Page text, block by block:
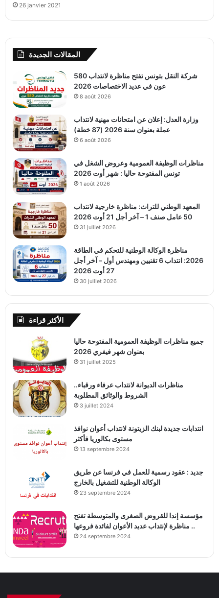
26 janvier 2021
المقالات الجديدة
شركة النقل بتونس تفتح مناظرة لانتداب 580
عون في عديد الاختصاصات 2026
8 août 2026
وزارة العدل: إعلان عن امتحانات مهنية لانتداب
عملة بعنوان سنة 2026 (87 خطة)
6 août 2026
مناظرات الوظيفة العمومية وعروض الشغل في
تونس المفتوحة حاليا : شهر أوت 2026
1 août 2026
المعهد الوطني للتراث: مناظرة خارجية لانتداب
50 عامل صنف 1 – آخر أجل 21 أوت 2026
31 juillet 2026
مناظرة الوكالة الوطنية للتحكم في الطاقة
2026: انتداب 6 تقنيين ومهندس أول – آخر أجل
27 أوت 2026
30 juillet 2026
الأكثر قراءة
جميع مناظرات الوظيفة العمومية المفتوحة حاليا
بعنوان شهر فيفري 2026
31 juillet 2025
مناظرات الديوانة لانتداب عرفاء ورقباء..
الشروط والوثائق المطلوبة
3 juillet 2024
انتدابات جديدة لبنك الزيتونة لانتداب أعوان نوافذ
مستوى بكالوريا فأكثر
13 septembre 2024
جديد : عقود رسمية للعمل في فرنسا عن طريق
الوكالة الوطنية للتشغيل بالخارج
23 septembre 2024
مؤسسة إندا للقروض الصغرى والمتوسطة تفتح
مناظرة لإنتداب عديد الأعوان لفائدة فروعها ..
24 septembre 2024